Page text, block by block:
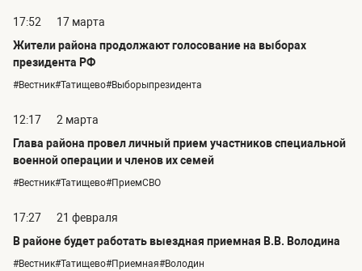
17:52
17 марта
Жители района продолжают голосование на выборах
президента РФ
#Вестник#Татищево#Выборыпрезидента
12:17
2 марта
Глава района провел личный прием участников специальной
военной операции и членов их семей
#Вестник#Татищево#ПриемСВО
17:27
21 февраля
В районе будет работать выездная приемная В.В. Володина
#Вестник#Татищево#Приемная#Володин